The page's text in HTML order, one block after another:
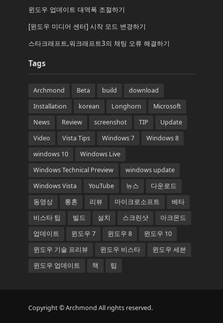
윈도우 업데이트 대역폭 조절하기
[윈도우 미디어 센터] 시작 모드 변경하기
스타크래프트,워크래프트3의 채팅 오류 해결하기
Tags
Archmond Beta build
download
Installation
korean Longhorn
Microsoft
News
Review screenshot TIP
Update
Video
Vista Tips Windows 7
Windows 8
windows 10
Windows Live
Windows Technical Preview
windows update
Windows Vista
YouTube 뉴스
다운로드
동영상
롱혼 리뷰 마이크로소프트
베타
비스타 팁
빌드 설치 스크린샷
아크몬드
업데이트
윈도우 7 윈도우 8
윈도우 10
윈도우 기술 프리뷰
윈도우 비스타
윈도우 세븐
윈도우 업데이트
책 팁
Copyright © Archmond All rights reserved.